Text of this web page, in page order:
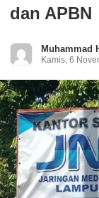
dan APBN
Muhammad
Kamis, 6